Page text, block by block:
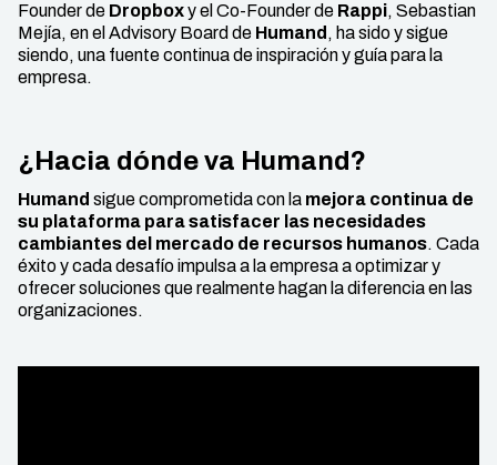
Founder de Dropboxy el Co-Founder de Rappi, Sebastian
Mejía, en el Advisory Board de Humand, ha sido y sigue
siendo, una fuente continua de inspiración y guía para la
empresa.
¿Hacia dónde va Humand?
Humand sigue comprometida con la mejora continua de
su plataforma para satisfacer las necesidades
cambiantes del mercado de recursos humanos. Cada
éxito y cada desafío impulsa a la empresa a optimizar y
ofrecer soluciones que realmente hagan la diferencia en las
organizaciones.